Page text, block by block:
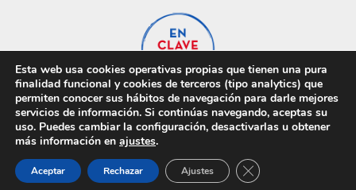
Privacidad Cookies
Esta web usa cookies operativas propias que tienen una pura
finalidad funcional y cookies de terceros (tipo analytics) que
permiten conocer sus hábitos de navegación para darle mejores
servicios de información. Si continúas navegando, aceptas su
uso. Puedes cambiar la configuración, desactivarlas u obtener
más información en ajustes.
Aceptar Rechazar Ajustes Cerrar el banner de